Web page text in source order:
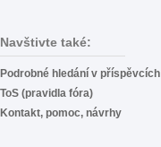
Navštivte také:
Podrobné hledání v příspěvcích
ToS (pravidla fóra)
Kontakt, pomoc, návrhy